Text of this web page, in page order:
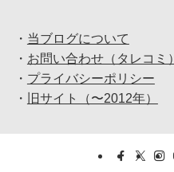
・ 当ブログについて
・ お問い合わせ（タレコミ）
・ プライバシーポリシー
・
旧サイト（〜2012年）